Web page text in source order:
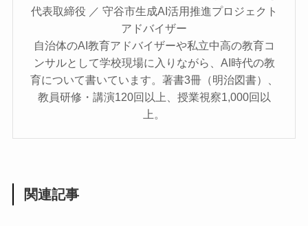
代表取締役 ／ 守谷市生成AI活用推進プロジェクト
アドバイザー
自治体のAI教育アドバイザーや私立中高の教育コ
ンサルとして学校現場に入りながら、AI時代の教
育について書いています。著書3冊（明治図書）、
教員研修・講演120回以上、授業視察1,000回以
上。
関連記事